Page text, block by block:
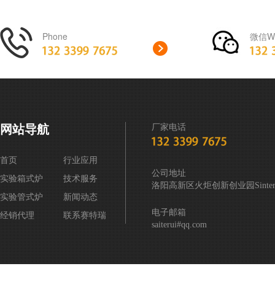
Phone 微信
网站导航
首页
行业应用
实验箱式炉
技术服务
实验管式炉
新闻动态
经销代理
联系赛特瑞
厂家电话
公司地址
洛阳高新区火炬创新创业园
电子邮箱
saiterui#qq.com